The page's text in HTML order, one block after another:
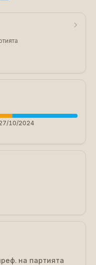
10/2024
на партията